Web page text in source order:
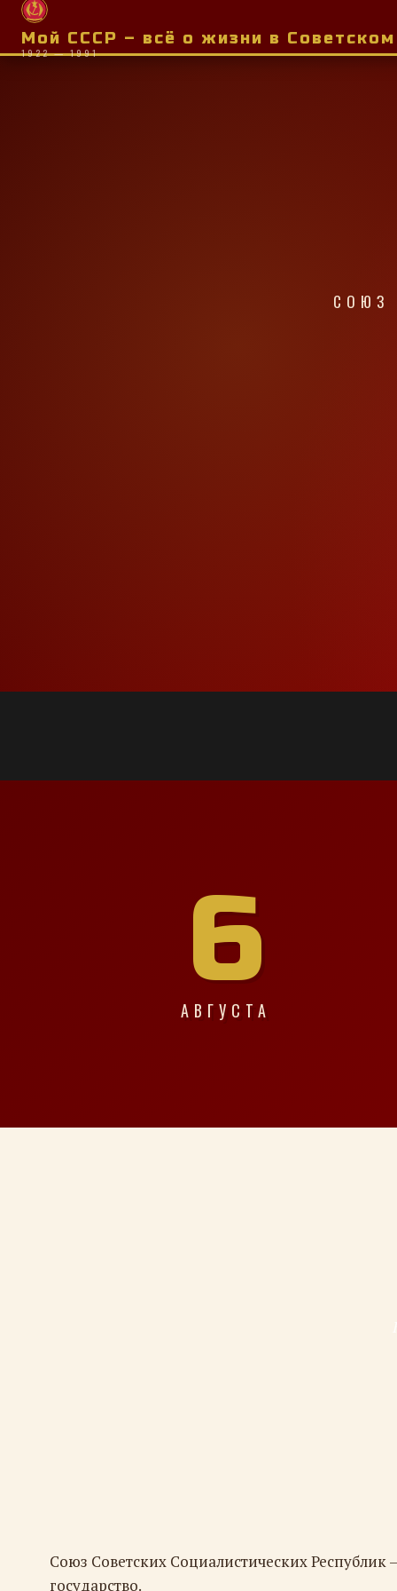
Мой СССР – всё о жизни в
1922 — 1991
СОЮЗ
6
АВГУСТА
Союз Советских Социалистических Республик
государство.